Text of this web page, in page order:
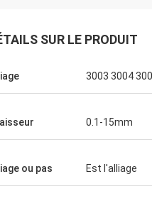
avons réalisé avantageux
SUR LE PRODUIT
3003 3004
0.1-15mm
ou pas Est l'alliage